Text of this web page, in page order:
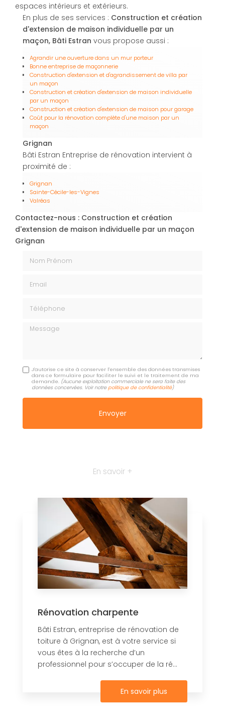
espaces intérieurs et extérieurs.
En plus de ses services : Construction et création
d'extension de maison individuelle par un
maçon, Bâti Estran vous propose aussi :
Agrandir une ouverture dans un mur porteur
Bonne entreprise de maçonnerie
Construction d'extension et d'agrandissement de villa par
un maçon
Construction et création d'extension de maison individuelle
par un maçon
Construction et création d'extension de maison pour garage
Coût pour la rénovation complète d'une maison par un
maçon
Grignan
Bâti Estran Entreprise de rénovation intervient à
proximité de :
Grignan
Sainte-Cécile-les-Vignes
Valréas
Contactez-nous : Construction et création
d'extension de maison individuelle par un maçon
Grignan
Nom Prénom
Email
Téléphone
Message
J'autorise ce site à conserver l'ensemble des données transmises
dans ce formulaire pour faciliter le suivi et le traitement de ma
demande. (Aucune exploitation commerciale ne sera faite des
données concervées. Voir notrepolitique de confidentialité)
En savoir +
Rénovation charpente
Bâti Estran, entreprise de rénovation de
toiture à Grignan, est à votre service si
vous êtes à la recherche d’un
professionnel pour s’occuper de la ré...
En savoir plus